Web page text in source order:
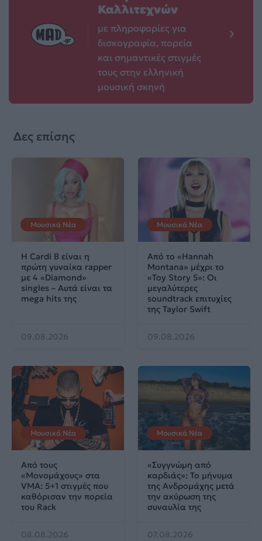
Καλλιτεχνών
με πληροφορίες για
δισκογραφία, πορεία
και σημαντικές στιγμές
τους στην ελληνική
μουσική σκηνή
Δες επίσης
Μουσικά Νέα
Η Cardi B είναι η
πρώτη γυναίκα rapper
με 4 «Diamond»
singles – Αυτά είναι τα
mega hits της
09.08.2026
Μουσικά Νέα
Από το «Hannah
Montana» μέχρι το
«Toy Story 5»: Οι
μεγαλύτερες
soundtrack επιτυχίες
της Taylor Swift
09.08.2026
Μουσικά Νέα
Από τους
«Μονομάχους» στα
VMA: 5+1 στιγμές που
καθόρισαν την πορεία
του Rack
08.08.2026
Μουσικά Νέα
«Συγγνώμη από
καρδιάς»: Το μήνυμα
της Ανδρομάχης μετά
την ακύρωση της
συναυλία της
07.08.2026